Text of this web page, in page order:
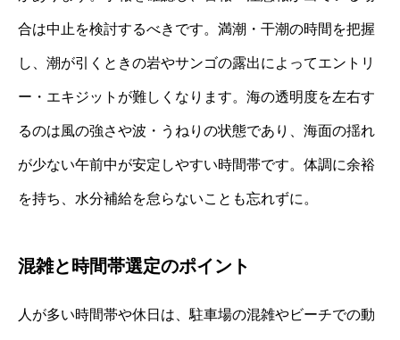
合は中止を検討するべきです。満潮・干潮の時間を把握
し、潮が引くときの岩やサンゴの露出によってエントリ
ー・エキジットが難しくなります。海の透明度を左右す
るのは風の強さや波・うねりの状態であり、海面の揺れ
が少ない午前中が安定しやすい時間帯です。体調に余裕
を持ち、水分補給を怠らないことも忘れずに。
混雑と時間帯選定のポイント
人が多い時間帯や休日は、駐車場の混雑やビーチでの動